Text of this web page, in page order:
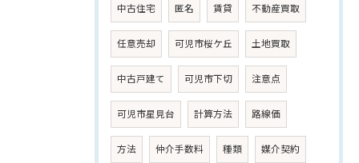
中古住宅 匿名 賃貸 不動産買取
任意売却 可児市桜ケ丘 土地買取
中古戸建て 可児市下切 注意点
可児市星見台 計算方法 路線価
方法 仲介手数料 種類 媒介契約